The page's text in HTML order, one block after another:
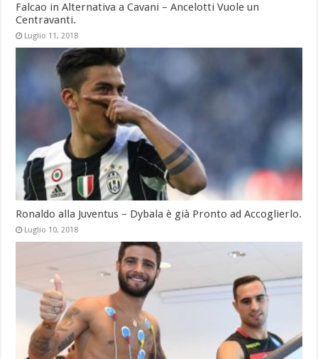
Falcao in Alternativa a Cavani – Ancelotti Vuole un
Centravanti.
Luglio 11, 2018
Ronaldo alla Juventus – Dybala è già Pronto ad Accoglierlo.
Luglio 10, 2018